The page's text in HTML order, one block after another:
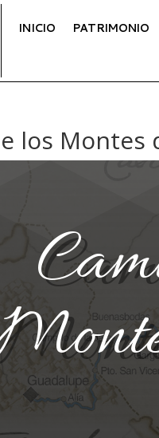
INICIO PATRIMONIO
los Montes